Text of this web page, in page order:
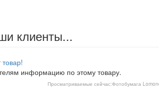
клиенты...
товар!
информацию по этому товару.
Просматриваемые сейчас:Фотобумага